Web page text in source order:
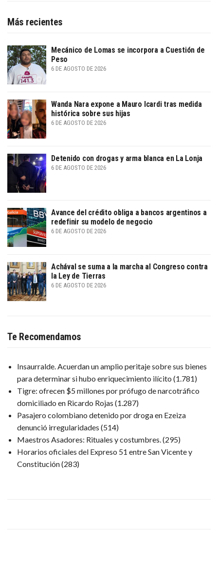
Más recientes
Mecánico de Lomas se incorpora a Cuestión de
Peso
6 DE AGOSTO DE 2026
Wanda Nara expone a Mauro Icardi tras medida
histórica sobre sus hijas
6 DE AGOSTO DE 2026
Detenido con drogas y arma blanca en La Lonja
6 DE AGOSTO DE 2026
Avance del crédito obliga a bancos argentinos a
redefinir su modelo de negocio
6 DE AGOSTO DE 2026
Achával se suma a la marcha al Congreso contra
la Ley de Tierras
6 DE AGOSTO DE 2026
Te Recomendamos
Insaurralde. Acuerdan un amplio peritaje sobre sus bienes
para determinar si hubo enriquecimiento ilícito (1.781)
Tigre: ofrecen $5 millones por prófugo de narcotráfico
domiciliado en Ricardo Rojas (1.287)
Pasajero colombiano detenido por droga en Ezeiza
denunció irregularidades (514)
Maestros Asadores: Rituales y costumbres.(295)
Horarios oficiales del Expreso 51 entre San Vicente y
Constitución(283)